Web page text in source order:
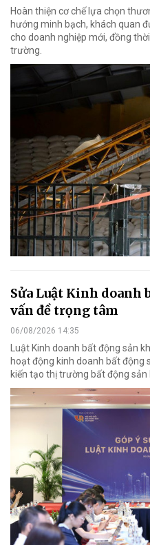
Hoàn thiện cơ chế lựa chọn
hướng minh bạch, khách quan
cho doanh nghiệp mới, đồng
trường.
Sửa Luật Kinh doanh
vấn đề trọng tâm
06/08/2026 14:35
Luật Kinh doanh bất động sản
hoạt động kinh doanh bất động
kiến tạo thị trường bất động sản